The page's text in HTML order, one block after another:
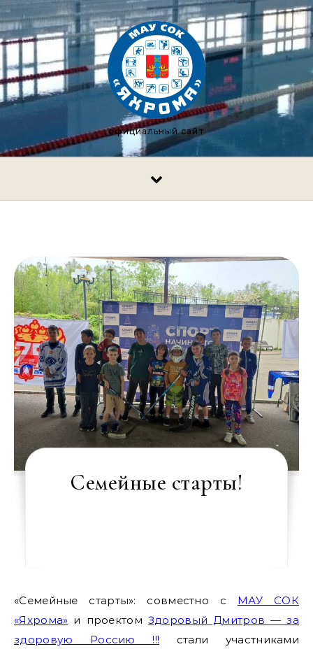
Перейти к содержимому
официальный сайт
Семейные старты!
«Семейные старты»: совместно с МАУ СОК
«Яхрома» и проектом Здоровый Дмитров — за
здоровую Россию !!! стали участниками